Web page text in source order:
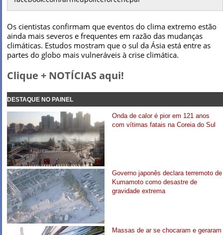
Os cientistas confirmam que eventos do clima extremo estão
ainda mais severos e frequentes em razão das mudanças
climáticas. Estudos mostram que o sul da Ásia está entre as
partes do globo mais vulneráveis à crise climática.
Clique + NOTÍCIAS aqui!
DESTAQUE NO PAINEL
Onda de calor é pior em 121 anos
com vítimas fatais na Coreia do Sul
Governo japonês declara terremoto de
Kumamoto como desastre de
gravidade extrema
Massas de ar se chocaram e geraram